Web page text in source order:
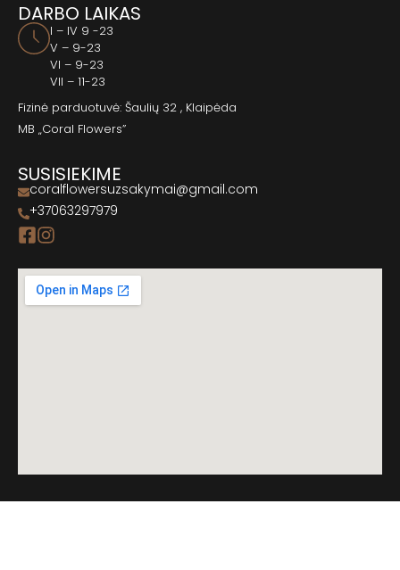
DARBO LAIKAS
I – IV 9 -23
V – 9-23
VI – 9-23
VII – 11-23
Fizinė parduotuvė: Šaulių 32 , Klaipėda
MB „Coral Flowers”
SUSISIEKIME
coralflowersuzsakymai@gmail.com
+37063297979